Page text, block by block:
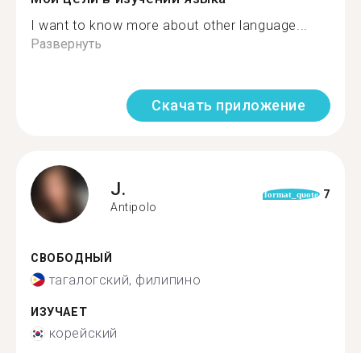
I want to know more about other language...
Развернуть
Скачать приложение
J.
Antipolo
format_quote 7
СВОБОДНЫЙ
тагалогский, филипино
ИЗУЧАЕТ
корейский